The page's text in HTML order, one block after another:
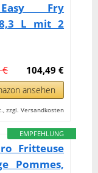
Fry
L mit 2
104,49 €
€
ansehen
zzgl. Versandkosten
EMPFEHLUNG
Fritteuse
Pommes,